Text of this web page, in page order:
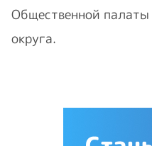
Общественной палаты
округа.